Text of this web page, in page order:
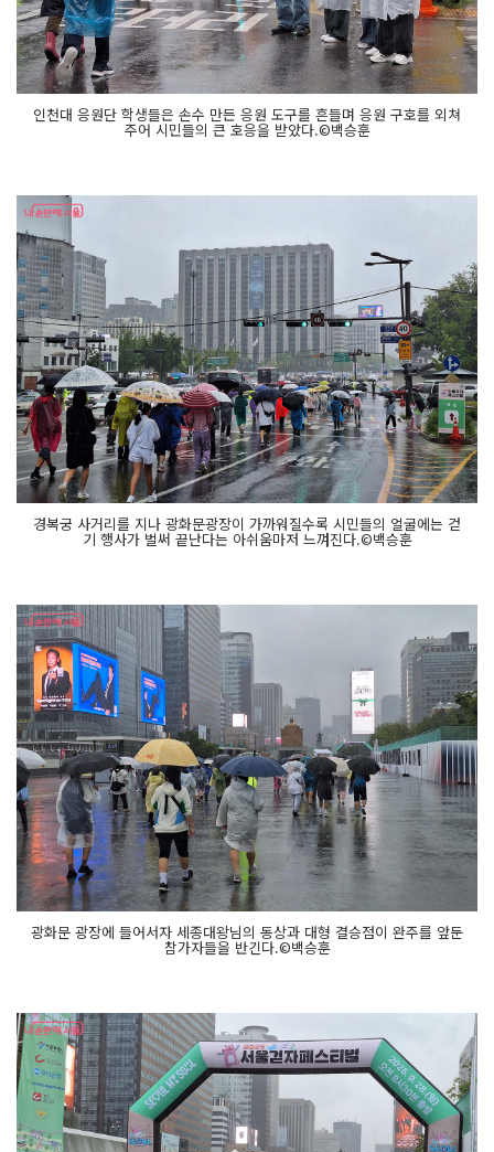
인천대 응원단 학생들은 손수 만든 응원 도구를 흔들며 응원 구호를 외쳐
주어 시민들의 큰 호응을 받았다.©백승훈
경복궁 사거리를 지나 광화문광장이 가까워질수록 시민들의 얼굴에는 걷
기 행사가 벌써 끝난다는 아쉬움마저 느껴진다.©백승훈
광화문 광장에 들어서자 세종대왕님의 동상과 대형 결승점이 완주를 앞둔
참가자들을 반긴다.©백승훈